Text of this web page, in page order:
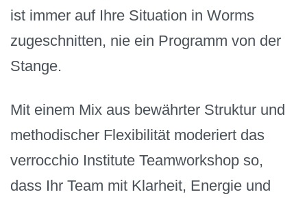
ist immer auf Ihre Situation in Worms
zugeschnitten, nie ein Programm von der
Stange.
Mit einem Mix aus bewährter Struktur und
methodischer Flexibilität moderiert das
verrocchio Institute Teamworkshop so,
dass Ihr Team mit Klarheit, Energie und